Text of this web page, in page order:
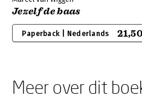
Jezelf de baas
Paperback | Nederlands 21,50
Meer over dit